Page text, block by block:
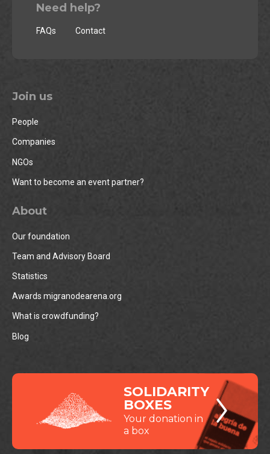
Need help?
FAQs Contact
Join us
People
Companies
NGOs
Want to become an event partner?
About
Our foundation
Team and Advisory Board
Statistics
Awards migranodearena.org
What is crowdfunding?
Blog
SOLIDARITY
BOXES
Your donation in
a box